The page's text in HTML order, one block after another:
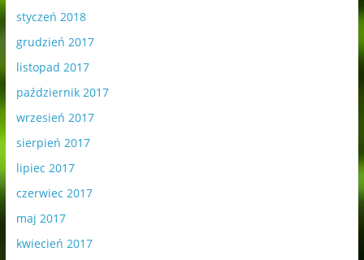
styczeń 2018
grudzień 2017
listopad 2017
październik 2017
wrzesień 2017
sierpień 2017
lipiec 2017
czerwiec 2017
maj 2017
kwiecień 2017